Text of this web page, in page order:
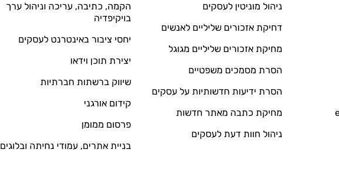
ניהול מוניטין לעסקים
דחיקת אזכורים שליליים לאנשים
מחיקת אזכורים שליליים מגוגל
הסרת מסמכים משפטיים
הסרת ידיעות חדשותיות על עסקים
מחיקת כתבה מאתר חדשות
ניהול חוות דעת לעסקים
הקמה, כתיבה, עריכה וניהול ערך
בויקיפדיה
יחסי ציבור באינטרנט לעסקים
יצירת תוכן וידאו
שיווק ברשתות חברתיות
קידום אורגני
פרסום ממומן
בניית אתרים, עמודי נחיתה ובלוגים